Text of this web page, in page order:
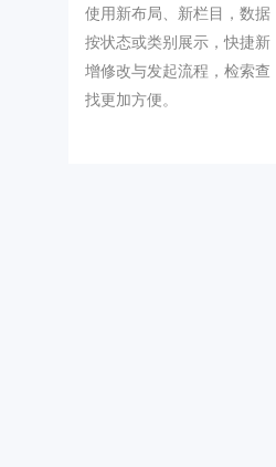
使用新布局、新栏目，数据
按状态或类别展示，快捷新
增修改与发起流程，检索查
找更加方便。